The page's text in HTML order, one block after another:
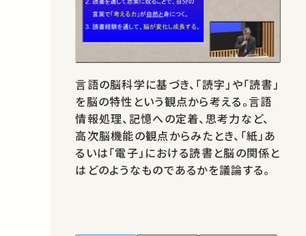
言語の脳科学に基づき、「読字」や「読書」
を脳の特性という観点から考える。言語
情報処理、記憶への定着、思考力など、
高次脳機能の観点からみたとき、「紙」あ
るいは「電子」における読書と脳の関係と
はどのようなものであるかを議論する。